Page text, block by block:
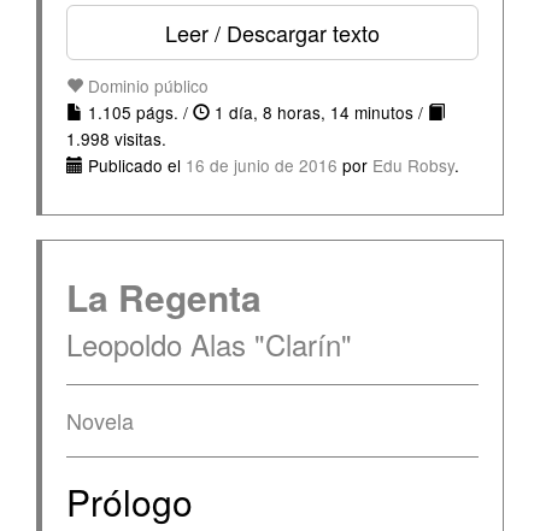
Leer / Descargar texto
Dominio público
1.105 págs. /
1 día, 8 horas, 14 minutos /
1.998 visitas.
Publicado el 16 de junio de 2016 por Edu Robsy.
La Regenta
Leopoldo Alas "Clarín"
Novela
Prólogo